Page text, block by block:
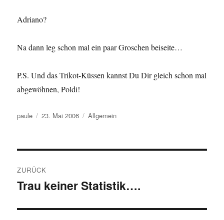
Adriano?
Na dann leg schon mal ein paar Groschen beiseite…
P.S. Und das Trikot-Küssen kannst Du Dir gleich schon mal
abgewöhnen, Poldi!
Autor
paule
Veröffentlicht
23. Mai 2006 Kategorien
Allgemein
ZURÜCK
Vorheriger
Trau keiner Statistik….